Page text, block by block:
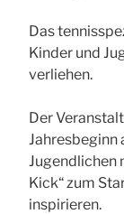
Das
Kinder und
verliehen.
Der
Jahresbeginn
Jugendlichen
Kick“ zum
inspirieren.